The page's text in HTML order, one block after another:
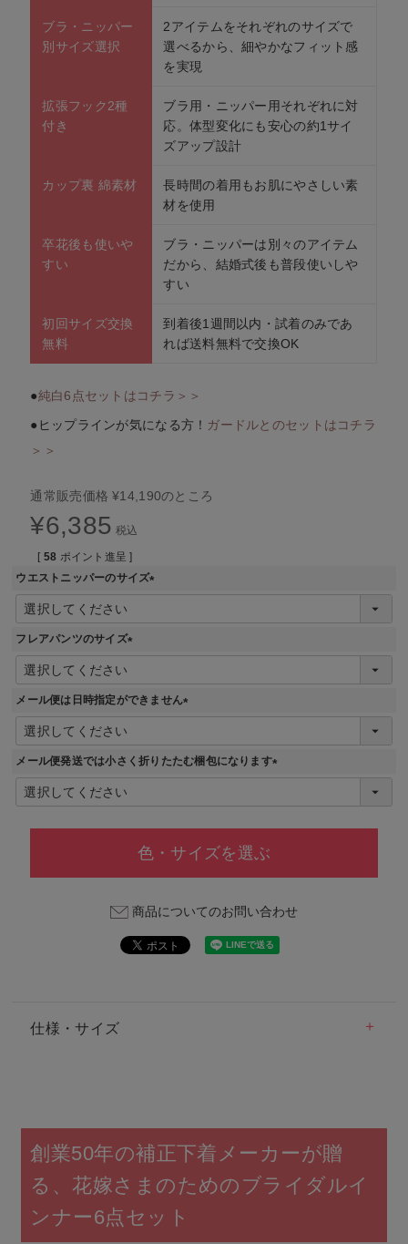
ブラ・ニッパー
別サイズ選択
2アイテムをそれぞれのサイズで
選べるから、細やかなフィット感
を実現
拡張フック2種
付き
ブラ用・ニッパー用それぞれに対
応。体型変化にも安心の約1サイ
ズアップ設計
カップ裏 綿素材
長時間の着用もお肌にやさしい素
材を使用
卒花後も使いや
すい
ブラ・ニッパーは別々のアイテム
だから、結婚式後も普段使いしや
すい
初回サイズ交換
無料
到着後1週間以内・試着のみであ
れば送料無料で交換OK
●純白6点セットはコチラ＞＞
●ヒップラインが気になる方！ ガードルとのセットはコチラ
＞＞
通常販売価格 ¥14,190のところ
¥6,385 税込
[ 58 ポイント進呈 ]
ウエストニッパーのサイズ
フレアパンツのサイズ
須
メール便は日時指定ができません
須
メール便発送では小さく折りたたむ梱包になります
色・サイズを選ぶ
商品についてのお問い合わせ
仕様・サイズ
創業50年の補正下着メーカーが贈
る、花嫁さまのためのブライダルイ
ンナー6点セット